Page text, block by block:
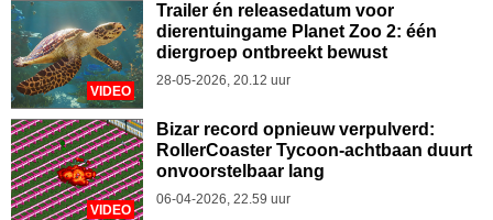
VIDEO
Trailer én releasedatum voor
dierentuingame Planet Zoo 2: één
diergroep ontbreekt bewust
28-05-2026, 20.12 uur
VIDEO
Bizar record opnieuw verpulverd:
RollerCoaster Tycoon-achtbaan duurt
onvoorstelbaar lang
06-04-2026, 22.59 uur